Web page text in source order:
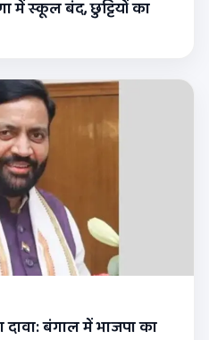
में स्कूल बंद, छुट्टियों का
दावा: बंगाल में भाजपा का